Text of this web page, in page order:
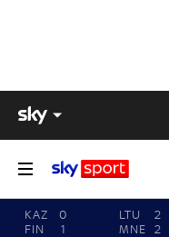
KAZ
0
FIN
1
LTU
2
MNE
2